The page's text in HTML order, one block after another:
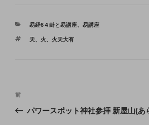
カ
ゴ
易経6４卦と易講座、 易講座
タ
天、 火、 火天大有
前
の
前
パワースポット神社参拝 新屋山(あ